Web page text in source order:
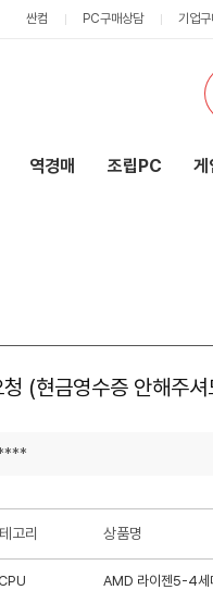
싼컴 PC구매상담 기업
역경매 조립PC 게
청 (현금영수증 안해주
고리 상품명
AMD 라이젠5-4세